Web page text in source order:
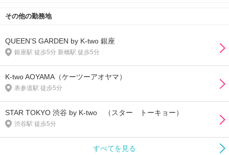
その他の勤務地
QUEEN’S GARDEN by K-two 銀座
銀座駅 徒歩5分 新橋駅 徒歩5分
K-two AOYAMA（ケーツーアオヤマ）
表参道駅 徒歩5分
STAR TOKYO 渋谷 by K-two （スター トーキョー）
渋谷駅 徒歩5分
すべてを見る